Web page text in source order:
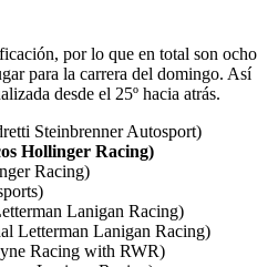
por lo que en total son ocho
para la carrera del domingo. Así
desde el 25º hacia atrás.
Steinbrenner Autosport)
Hollinger Racing)
Racing)
Lanigan Racing)
Letterman Lanigan Racing)
Racing with RWR)